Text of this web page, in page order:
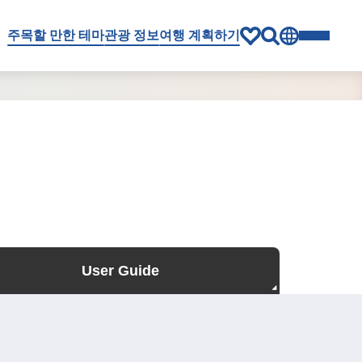
주목할 만한 테마관광 정보여행 계획하기
User Guide